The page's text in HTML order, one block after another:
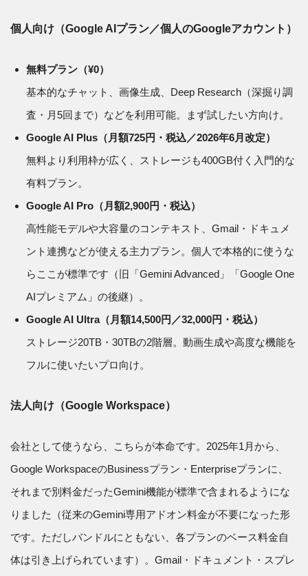
個人向け（Google AIプラン／個人のGoogleアカウント）
無料プラン（¥0）
基本的なチャット、画像生成、Deep Research（深掘り調
査・月5回まで）などを利用可能。まず試したい方向け。
Google AI Plus（月額725円・税込／2026年6月改定）
無料より利用枠が広く、ストレージも400GB付く入門的な
有料プラン。
Google AI Pro（月額2,900円・税込）
高性能モデルや大容量のコンテキスト、Gmail・ドキュメ
ント連携などが使える主力プラン。個人で本格的に使うな
らここが標準です（旧「Gemini Advanced」「Google One
AIプレミアム」の後継）。
Google AI Ultra（月額14,500円／32,000円・税込）
ストレージ20TB・30TBの2階層。動画生成や高度な機能を
フルに使いたいプロ向け。
法人向け（Google Workspace）
会社として使うなら、こちらが本命です。2025年1月から、
Google WorkspaceのBusinessプラン・Enterpriseプランに、
それまで別料金だったGemini機能が標準で含まれるようにな
りました（従来のGemini専用アドオン料金が不要になった形
です。ただしバンドルにともない、各プランのベース料金自
体は引き上げられています）。Gmail・ドキュメント・スプレ